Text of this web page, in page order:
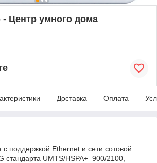
- Центр умного дома
Доставка Оплата
поддержкой Ethernet и сети сотовой
стандарта UMTS/HSPA+ 900/2100,